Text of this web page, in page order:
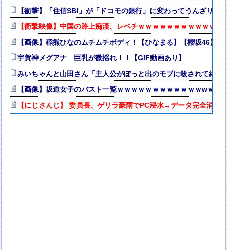
【衝撃】「住信SBI」が「ドコモの銀行」に変わってうんざりし
【衝撃映像】中国の路上痴漢、レベチｗｗｗｗｗｗｗｗｗｗｗ
【画像】稲熊ひなのムチムチボディ！【ひなまる】【櫻坂46】
宇賀神メグアナ 巨乳が微揺れ！！【GIF動画あり】
みいちゃんと山田さん「主人公がぽっと出のモブに殺されて終
【画像】坂道女子のバスト一覧ｗｗｗｗｗｗｗｗｗｗｗｗwｗｗ
【にじさんじ】 委員長、ゲリラ豪雨でPC浸水→データ完全消失